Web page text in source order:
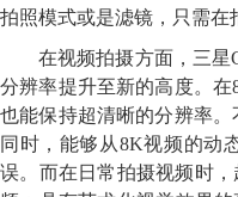
拍照模式或是滤镜，只需
在视频拍摄方面，三星
分辨率提升至新的高度。
也能保持超清晰的分辨率
同时，能够从8K视频的动
误。而在日常拍摄视频时